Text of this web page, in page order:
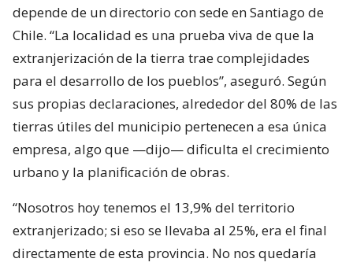
depende de un directorio con sede en Santiago de
Chile. “La localidad es una prueba viva de que la
extranjerización de la tierra trae complejidades
para el desarrollo de los pueblos”, aseguró. Según
sus propias declaraciones, alrededor del 80% de las
tierras útiles del municipio pertenecen a esa única
empresa, algo que —dijo— dificulta el crecimiento
urbano y la planificación de obras.
“Nosotros hoy tenemos el 13,9% del territorio
extranjerizado; si eso se llevaba al 25%, era el final
directamente de esta provincia. No nos quedaría